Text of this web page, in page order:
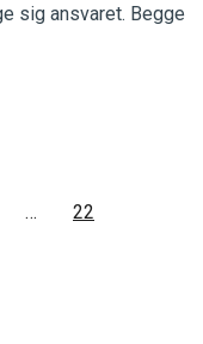
sig ansvaret. Begge
…
22